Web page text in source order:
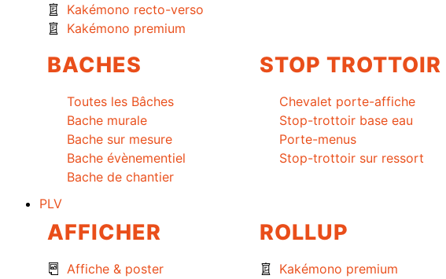
Kakémono recto-verso
Kakémono premium
BACHES
Toutes les Bâches
Bache murale
Bache sur mesure
Bache évènementiel
Bache de chantier
STOP TROTTOIR
Chevalet porte-affiche
Stop-trottoir base eau
Porte-menus
Stop-trottoir sur ressort
PLV
AFFICHER
Affiche & poster
ROLLUP
Kakémono premium